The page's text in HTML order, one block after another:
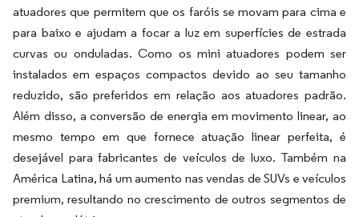
atuadores que permitem que os faróis se movam para cima e
para baixo e ajudam a focar a luz em superfícies de estrada
curvas ou onduladas. Como os mini atuadores podem ser
instalados em espaços compactos devido ao seu tamanho
reduzido, são preferidos em relação aos atuadores padrão.
Além disso, a conversão de energia em movimento linear, ao
mesmo tempo em que fornece atuação linear perfeita, é
desejável para fabricantes de veículos de luxo. Também na
América Latina, há um aumento nas vendas de SUVs e veículos
premium, resultando no crescimento de outros segmentos de